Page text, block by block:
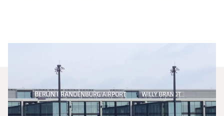
Welche Privatjets Werden Am